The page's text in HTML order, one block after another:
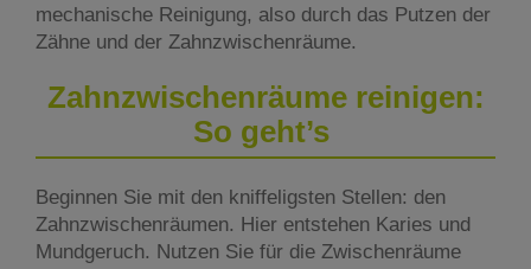
mechanische Reinigung, also durch das Putzen der
Zähne und der Zahnzwischenräume.
Zahnzwischenräume reinigen:
So geht’s
Beginnen Sie mit den kniffeligsten Stellen: den
Zahnzwischenräumen. Hier entstehen Karies und
Mundgeruch. Nutzen Sie für die Zwischenräume